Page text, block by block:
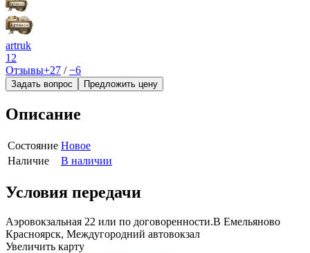
artruk
12
Отзывы+27 /−6
Задать вопрос Предложить цену
Описание
Состояние Новое
Наличие
В наличии
Условия передачи
Аэровокзальная 22 или по договоренности.В Емельяново
Красноярск, Междугородний автовокзал
Увеличить карту